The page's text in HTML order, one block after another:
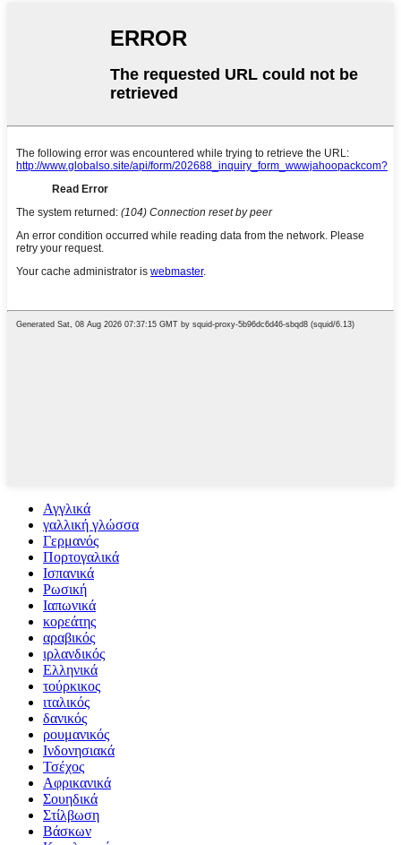
Αγγλικά
γαλλική γλώσσα
Γερμανός
Πορτογαλικά
Ισπανικά
Ρωσική
Ιαπωνικά
κορεάτης
αραβικός
ιρλανδικός
Ελληνικά
τούρκικος
ιταλικός
δανικός
ρουμανικός
Ινδονησιακά
Τσέχος
Αφρικανικά
Σουηδικά
Στίλβωση
Βάσκων